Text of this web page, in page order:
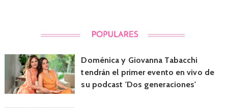
Doménica y Giovanna Tabacchi
tendrán el primer evento en vivo de
su podcast 'Dos generaciones'